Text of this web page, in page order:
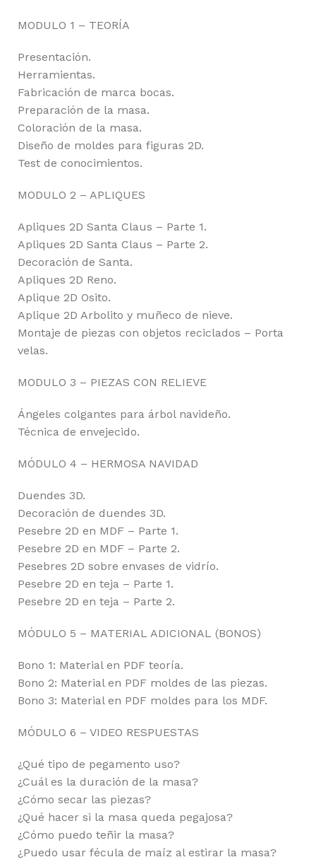
MODULO 1 – TEORÍA
Presentación.
Herramientas.
Fabricación de marca bocas.
Preparación de la masa.
Coloración de la masa.
Diseño de moldes para figuras 2D.
Test de conocimientos.
MODULO 2 – APLIQUES
Apliques 2D Santa Claus – Parte 1.
Apliques 2D Santa Claus – Parte 2.
Decoración de Santa.
Apliques 2D Reno.
Aplique 2D Osito.
Aplique 2D Arbolito y muñeco de nieve.
Montaje de piezas con objetos reciclados – Porta
velas.
MODULO 3 – PIEZAS CON RELIEVE
Ángeles colgantes para árbol navideño.
Técnica de envejecido.
MÓDULO 4 – HERMOSA NAVIDAD
Duendes 3D.
Decoración de duendes 3D.
Pesebre 2D en MDF – Parte 1.
Pesebre 2D en MDF – Parte 2.
Pesebres 2D sobre envases de vidrío.
Pesebre 2D en teja – Parte 1.
Pesebre 2D en teja – Parte 2.
MÓDULO 5 – MATERIAL ADICIONAL (BONOS)
Bono 1: Material en PDF teoría.
Bono 2: Material en PDF moldes de las piezas.
Bono 3: Material en PDF moldes para los MDF.
MÓDULO 6 – VIDEO RESPUESTAS
¿Qué tipo de pegamento uso?
¿Cuál es la duración de la masa?
¿Cómo secar las piezas?
¿Qué hacer si la masa queda pegajosa?
¿Cómo puedo teñir la masa?
¿Puedo usar fécula de maíz al estirar la masa?